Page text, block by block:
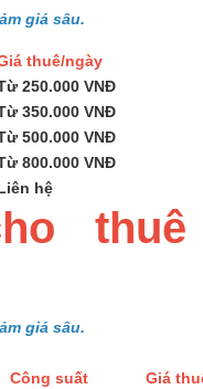
giá sâu.
thuê/ngày
250.000 VNĐ
350.000 VNĐ
500.000 VNĐ
800.000 VNĐ
hệ
thuê
giá sâu.
Công suất
Giá